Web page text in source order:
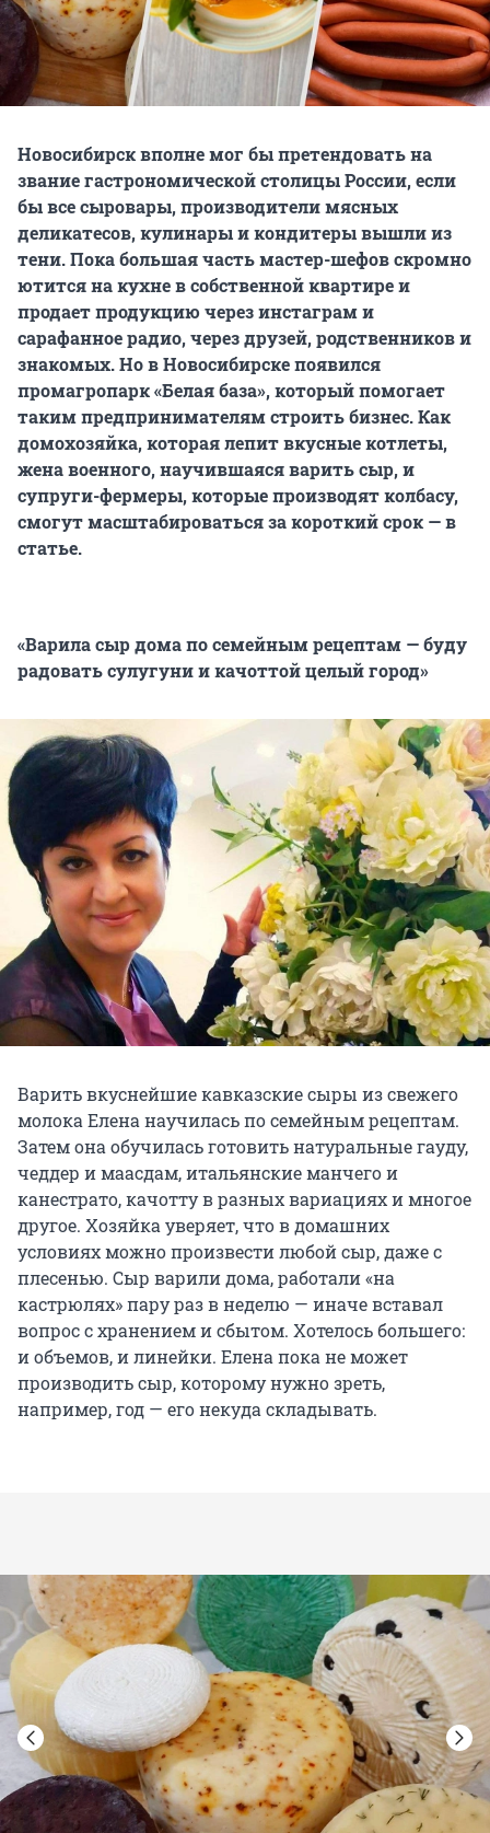
Новосибирск вполне мог бы претендовать на
звание гастрономической столицы России, если
бы все сыровары, производители мясных
деликатесов, кулинары и кондитеры вышли из
тени. Пока большая часть мастер-шефов скромно
ютится на кухне в собственной квартире и
продает продукцию через инстаграм и
сарафанное радио, через друзей, родственников и
знакомых.Но в Новосибирске появился
промагропарк «Белая база», который помогает
таким предпринимателям строить бизнес. Как
домохозяйка, которая лепит вкусные котлеты,
жена военного, научившаяся варить сыр, и
супруги-фермеры, которые производят колбасу,
смогут масштабироваться за короткий срок — в
статье.
«Варила сыр дома по семейным рецептам — буду
радовать сулугуни и качоттой целый город»
Варить вкуснейшие кавказские сыры из свежего
молока Елена научилась по семейным рецептам.
Затем она обучилась готовить натуральные гауду,
чеддер и маасдам, итальянские манчего и
канестрато, качотту в разных вариациях и многое
другое. Хозяйка уверяет, что в домашних
условиях можно произвести любой сыр, даже с
плесенью. Сыр варили дома, работали «на
кастрюлях» пару раз в неделю — иначе вставал
вопрос с хранением и сбытом. Хотелось большего:
и объемов, и линейки. Елена пока не может
производить сыр, которому нужно зреть,
например, год — его некуда складывать.